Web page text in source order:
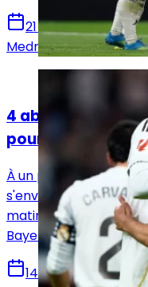
21 avril 2026
Medric Bouzermane
4 absents dans
pour affronter le
À un peu plus de 24h
s'envoler ce mardi
matin le groupe qui
Bayern.
14 avril 2026